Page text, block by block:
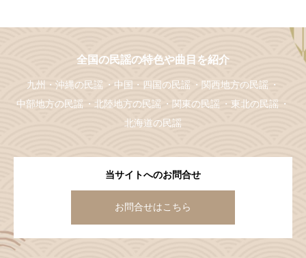
全国の民謡の特色や曲目を紹介
九州・沖縄の民謡 中国・四国の民謡
関西地方の民謡
中部地方の民謡
北陸地方の民謡 関東の民謡
東北の民謡
北海道の民謡
当サイトへのお問合せ
お問合せはこちら